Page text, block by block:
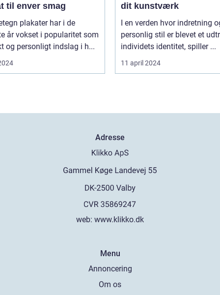
til enver smag
plakater har i de
år vokset i popularitet som
og personligt indslag i h...
dit kunstværk
I en verden hvor indretning
personlig stil er blevet et
individets identitet, spiller ...
11 april 2024
Adresse
web: www.klikko.dk
Menu
Annoncering
Om os